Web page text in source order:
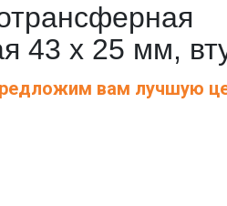
43 х 25 мм,
вам лучшую